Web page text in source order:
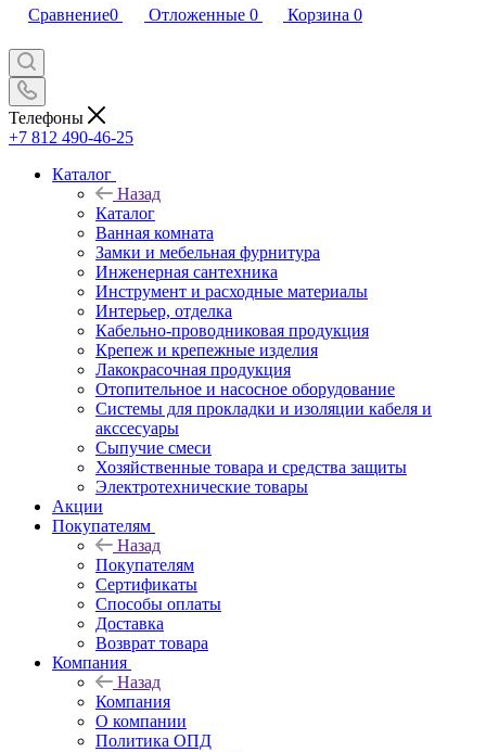
Сравнение0 Отложенные 0 Корзина 0
Телефоны
+7 812 490-46-25
Каталог
Назад
Каталог
Ванная комната
Замки и мебельная фурнитура
Инженерная сантехника
Инструмент и расходные материалы
Интерьер, отделка
Кабельно-проводниковая продукция
Крепеж и крепежные изделия
Лакокрасочная продукция
Отопительное и насосное оборудование
Системы для прокладки и изоляции кабеля и
акссесуары
Сыпучие смеси
Хозяйственные товара и средства защиты
Электротехнические товары
Акции
Покупателям
Назад
Покупателям
Сертификаты
Способы оплаты
Доставка
Возврат товара
Компания
Назад
Компания
О компании
Политика ОПД